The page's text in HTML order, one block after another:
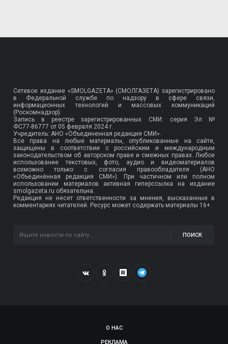
Сетевое издание «SMOLGAZETA» (СМОЛГАЗЕТА) зарегистрировано
в Федеральной службе по надзору в сфере связи,
информационных технологий и массовых коммуникаций
(Роскомнадзор).
Запись в реестре зарегистрированных СМИ: серия Эл №
ФС77-86777 от 05 февраля 2024 г.
Учредитель: АНО «Объединенная редакция СМИ».
Все права на любые материалы, опубликованные на сайте,
защищены в соответствии с российским и международным
законодательством об авторском праве и смежных правах. Любое
использование текстовых, фото, аудио и видеоматериалов
возможно только с согласия правообладателя (АНО
«Объединённая редакция СМИ»). При частичном или полном
использовании материалов активная гиперссылка на издание
smolgazeta.ru обязательна.
Редакция не несет ответственности за мнения, высказанные в
комментариях читателей. Ресурс может содержать материалы 16+.
ПОИСК
О НАС
РЕКЛАМА